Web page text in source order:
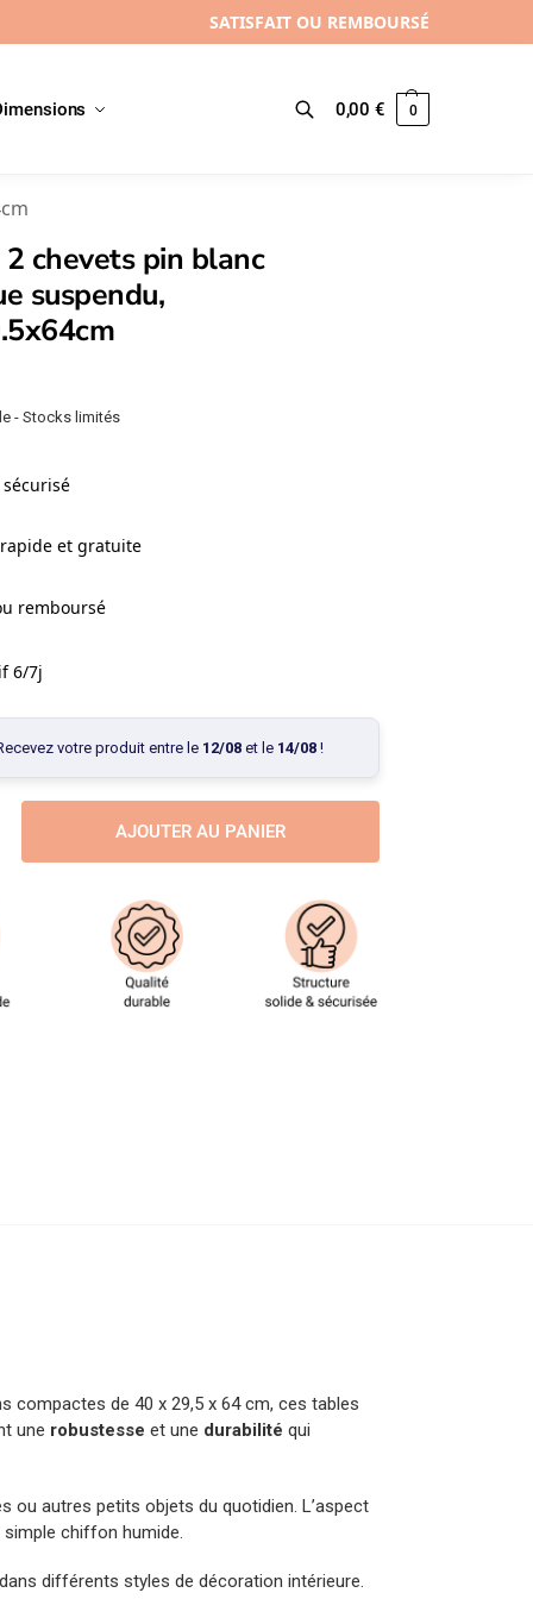
SATISFAIT OU REMBOURSÉ
Recherche 0,00€ 0
chevets pin blanc
suspendu,
- Stocks limités
et gratuite
remboursé
6/7j
votre produit entre le 12/08et le 14/08!
AJOUTER AU PANIER
compactes de 40 x 29,5 x 64 cm, ces tables
une robustesse et une durabilité qui
ou autres petits objets du quotidien. L’aspect
simple chiffon humide.
différents styles de décoration intérieure.